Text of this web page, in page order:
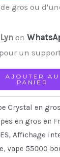
gros ou
Lyn on
pour un
AJOUTER AU
PANIER
Crystal en gros
en gros en
,Affichage
,vape 55000